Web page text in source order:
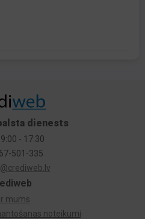
mums
noteikumi
dienests
- 17:30
501-335